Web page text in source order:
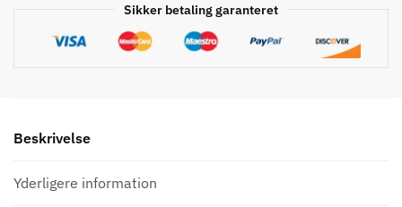
Sikker betaling garanteret
Beskrivelse
Yderligere information